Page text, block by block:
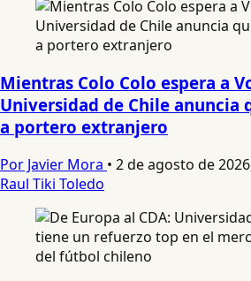
Mientras Colo Colo espera a
Universidad de Chile anuncia
a portero extranjero
Por Javier Mora • 2 de agosto de
Raul Tiki Toledo